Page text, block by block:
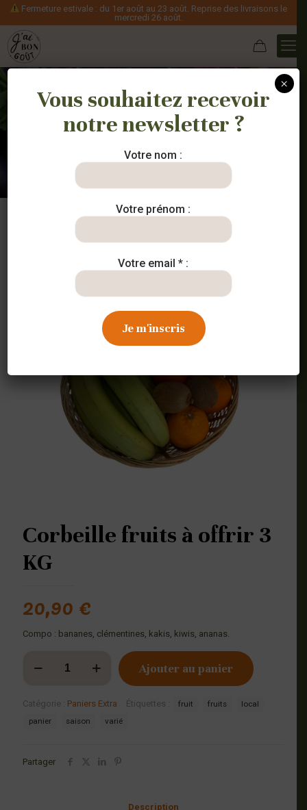
Fermeture estivale : du 1er août au 23 août. Reprise des livraisons le
mercredi 26 août.
Nos paniers
Corbeille fruits à offrir 3
KG
20,90€
Compo : bananes, clémentines, kakis, kiwis, ananas.
à
offrir
Ajouter au panier
Catégorie : Paniers Extra Étiquettes : fruit fruits
local
panier
saison varié
Partager
Description
Vous souhaitez recevoir
notre newsletter ?
Votre nom :
Votre prénom :
Votre email * :
×